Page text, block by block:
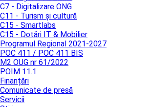
C7 - Digitalizare ONG
C11 - Turism și cultură
C15 - Smartlabs
C15 - Dotări IT & Mobilier
Programul Regional 2021-2027
POC 411 / POC 411 BIS
M2 OUG nr 61/2022
POIM 11.1
Finanțări
Comunicate de presă
Servicii